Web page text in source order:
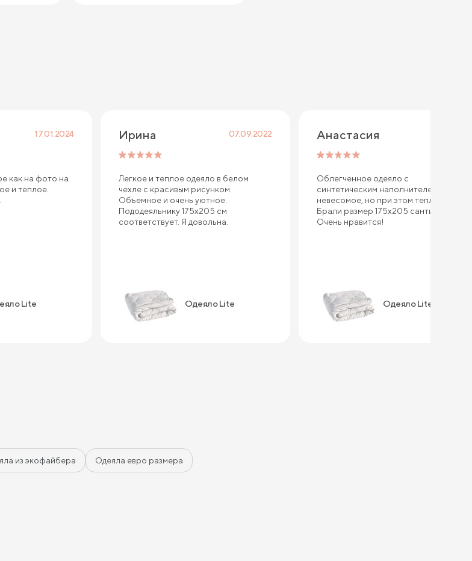
17.01.2024
как на фото на
и теплое.
Lite
Ирина 07.09.2022
Легкое и теплое одеяло в белом
чехле с красивым рисунком.
Объемное и очень уютное.
Пододеяльнику 175х205 см
соответствует. Я довольна.
Одеяло Lite
Анастасия
Облегченное одеяло с
синтетическим наполнителем. Почти
невесомое, но при этом теплое.
Брали размер 175х205 сантиметров.
Очень нравится!
Одеяло Lite
из экофайбера Одеяла евро размера